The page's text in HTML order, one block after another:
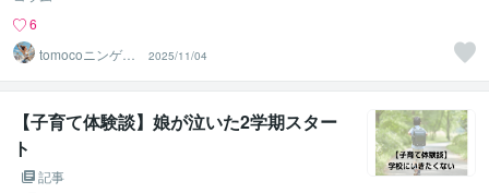
6
tomocoニンゲン
分析＠JLT
2025/11/04
【子育て体験談】娘が泣いた2学期スター
ト
記事